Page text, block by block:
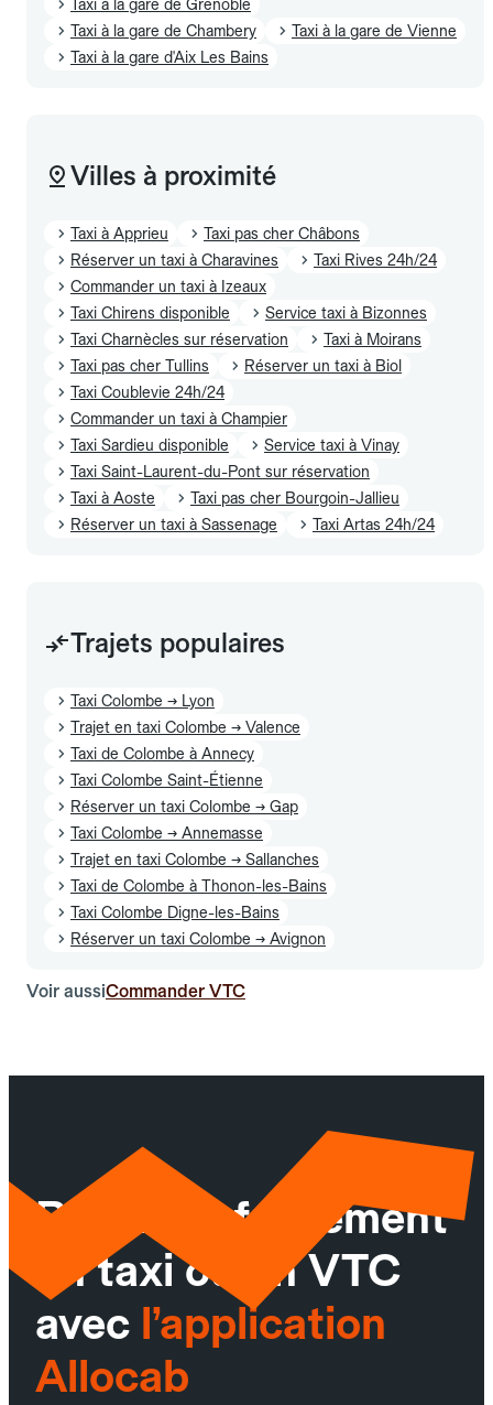
Taxi à la gare de Grenoble
Taxi à la gare de Chambery
Taxi à la gare de Vienne
Taxi à la gare d'Aix Les Bains
Villes à proximité
Taxi à Apprieu
Taxi pas cher Châbons
Réserver un taxi à Charavines
Taxi Rives 24h/24
Commander un taxi à Izeaux
Taxi Chirens disponible
Service taxi à Bizonnes
Taxi Charnècles sur réservation
Taxi à Moirans
Taxi pas cher Tullins
Réserver un taxi à Biol
Taxi Coublevie 24h/24
Commander un taxi à Champier
Taxi Sardieu disponible
Service taxi à Vinay
Taxi Saint-Laurent-du-Pont sur réservation
Taxi à Aoste
Taxi pas cher Bourgoin-Jallieu
Réserver un taxi à Sassenage
Taxi Artas 24h/24
Trajets populaires
Taxi Colombe → Lyon
Trajet en taxi Colombe → Valence
Taxi de Colombe à Annecy
Taxi Colombe Saint-Étienne
Réserver un taxi Colombe → Gap
Taxi Colombe → Annemasse
Trajet en taxi Colombe → Sallanches
Taxi de Colombe à Thonon-les-Bains
Taxi Colombe Digne-les-Bains
Réserver un taxi Colombe → Avignon
Voir aussiCommander VTC
Réservez facilement
un taxi ou un VTC
avec l’application
Allocab